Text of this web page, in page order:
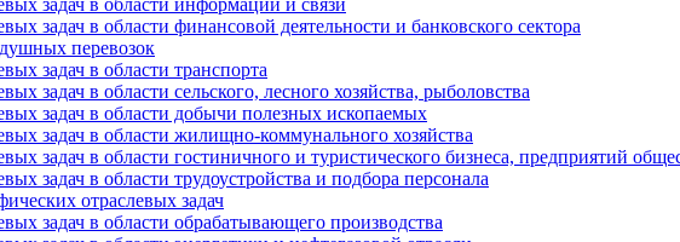
задач в области информации и связи
задач в области финансовой деятельности и банковского сектора
перевозок
задач в области транспорта
задач в области сельского, лесного хозяйства, рыболовства
задач в области добычи полезных ископаемых
задач в области жилищно-коммунального хозяйства
задач в области гостиничного и туристического бизнеса, предприятий
задач в области трудоустройства и подбора персонала
отраслевых задач
задач в области обрабатывающего производства